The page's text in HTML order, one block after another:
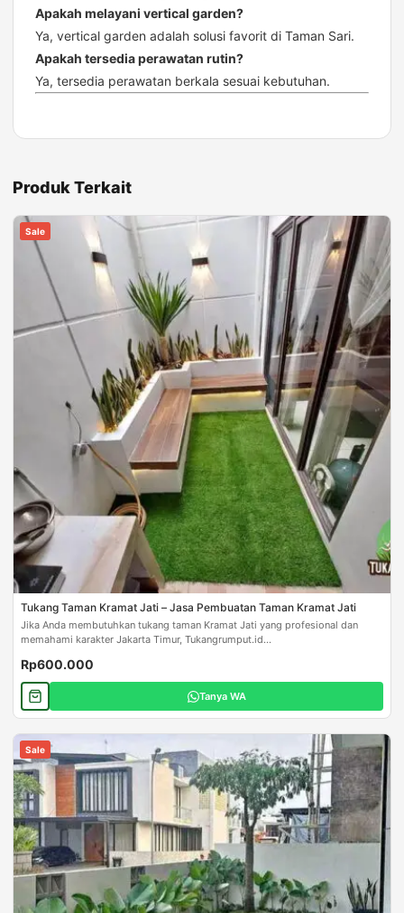
Apakah melayani vertical garden?
Ya, vertical garden adalah solusi favorit di Taman Sari.
Apakah tersedia perawatan rutin?
Ya, tersedia perawatan berkala sesuai kebutuhan.
Produk Terkait
Sale
Tukang Taman Kramat Jati – Jasa Pembuatan Taman Kramat Jati
Jika Anda membutuhkan tukang taman Kramat Jati yang profesional dan
memahami karakter Jakarta Timur, Tukangrumput.id...
Rp600.000
Tanya WA
Sale